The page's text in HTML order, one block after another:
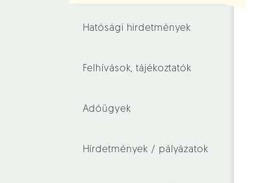
Hatósági hirdetmények
Felhívások, tájékoztatók
Adóügyek
Hírdetmények / pályázatok